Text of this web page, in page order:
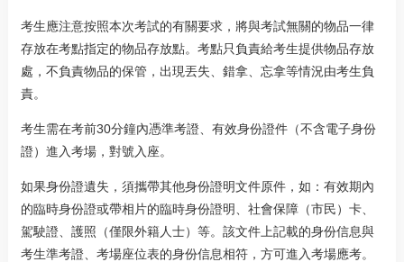
考生應注意按照本次考試的有關要求，將與考試無關的物品一律
存放在考點指定的物品存放點。考點只負責給考生提供物品存放
處，不負責物品的保管，出現丟失、錯拿、忘拿等情況由考生負
責。
考生需在考前30分鐘內憑準考證、有效身份證件（不含電子身份
證）進入考場，對號入座。
如果身份證遺失，須攜帶其他身份證明文件原件，如：有效期內
的臨時身份證或帶相片的臨時身份證明、社會保障（市民）卡、
駕駛證、護照（僅限外籍人士）等。該文件上記載的身份信息與
考生準考證、考場座位表的身份信息相符，方可進入考場應考。